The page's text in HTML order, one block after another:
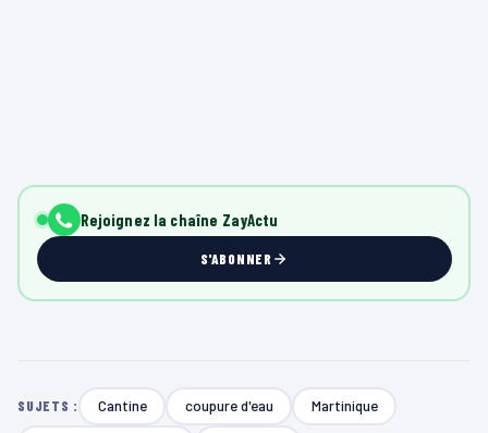
Rejoignez la chaîne ZayActu
S'ABONNER
SUJETS : Cantine coupure d'eau Martinique